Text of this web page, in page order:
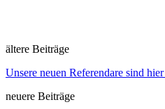
ältere Beiträge
Unsere neuen Referendare sind
neuere Beiträge